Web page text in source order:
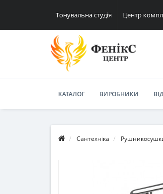
Тонувальна студія Центр
КАТАЛОГ ВИРОБНИКИ
Сантехніка